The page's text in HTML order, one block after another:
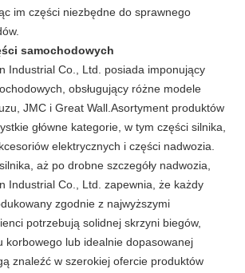
im części niezbędne do sprawnego
samochodowych
Industrial Co., Ltd. posiada imponujący
obsługujący różne modele
JMC i Great Wall.Asortyment produktów
główne kategorie, w tym części silnika,
elektrycznych i części nadwozia.
aż po drobne szczegóły nadwozia,
Industrial Co., Ltd. zapewnia, że każdy
zgodnie z najwyższymi
potrzebują solidnej skrzyni biegów,
korbowego lub idealnie dopasowanej
znaleźć w szerokiej ofercie produktów